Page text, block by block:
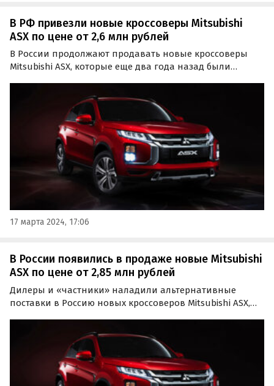
В РФ привезли новые кроссоверы Mitsubishi
ASX по цене от 2,6 млн рублей
В России продолжают продавать новые кроссоверы
Mitsubishi ASX, которые еще два года назад были
одном из сайтов объявлений стартуют от 2,6 млн
17 марта 2024, 17:06
В России появились в продаже новые Mitsubishi
ASX по цене от 2,85 млн рублей
Дилеры и «частники» наладили альтернативные
поставки в Россию новых кроссоверов Mitsubishi ASX,